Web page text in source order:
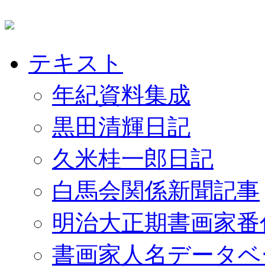
テキスト
年紀資料集成
黒田清輝日記
久米桂一郎日記
白馬会関係新聞記事
明治大正期書画家
書画家人名データ